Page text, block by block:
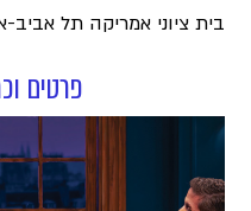
בית ציוני אמריקה תל אביב-
פרטים